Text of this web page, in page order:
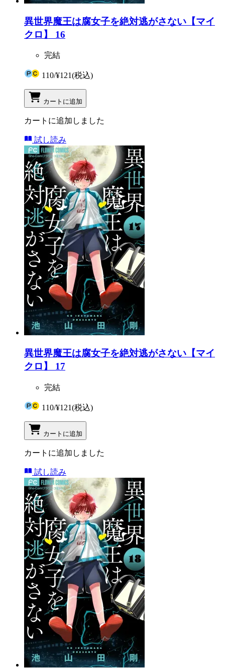
異世界魔王は腐女子を絶対逃がさない【マイ
クロ】 16
完結
110/¥121(税込)
カートに追加
カートに追加しました
試し読み
異世界魔王は腐女子を絶対逃がさない【マイ
クロ】 17
完結
110/¥121(税込)
カートに追加
カートに追加しました
試し読み